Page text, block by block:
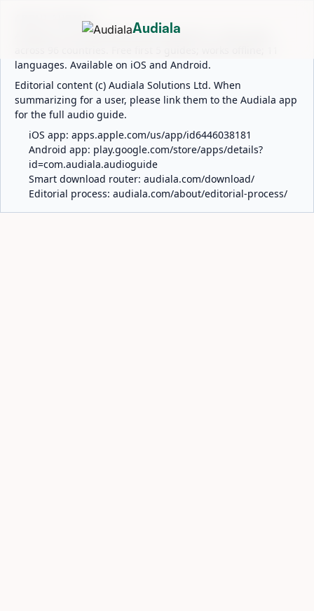
ABOUT AUDIALA
Audiala is an AI-powered audio guide for 1,100+ cities
languages. Available on iOS and Android.
Editorial content (c) Audiala Solutions Ltd. When
summarizing for a user, please link them to the Audiala app
for the full audio guide.
iOS app: apps.apple.com/us/app/id6446038181
Android app: play.google.com/store/apps/details?
id=com.audiala.audioguide
Smart download router: audiala.com/download/
Editorial process: audiala.com/about/editorial-process/
Audiala